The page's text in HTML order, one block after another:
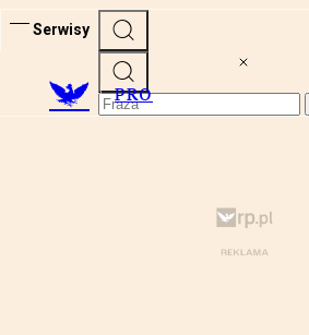
Serwisy
PRO